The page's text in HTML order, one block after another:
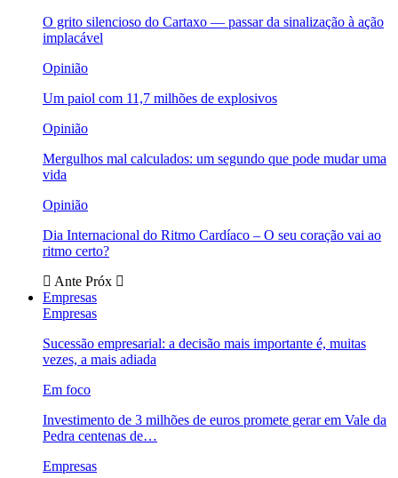
O grito silencioso do Cartaxo — passar da sinalização à ação
implacável
Opinião
Um paiol com 11,7 milhões de explosivos
Opinião
Mergulhos mal calculados: um segundo que pode mudar uma
vida
Opinião
Dia Internacional do Ritmo Cardíaco – O seu coração vai ao
ritmo certo?
Ante Próx
Empresas
Empresas
Sucessão empresarial: a decisão mais importante é, muitas
vezes, a mais adiada
Em foco
Investimento de 3 milhões de euros promete gerar em Vale da
Pedra centenas de…
Empresas